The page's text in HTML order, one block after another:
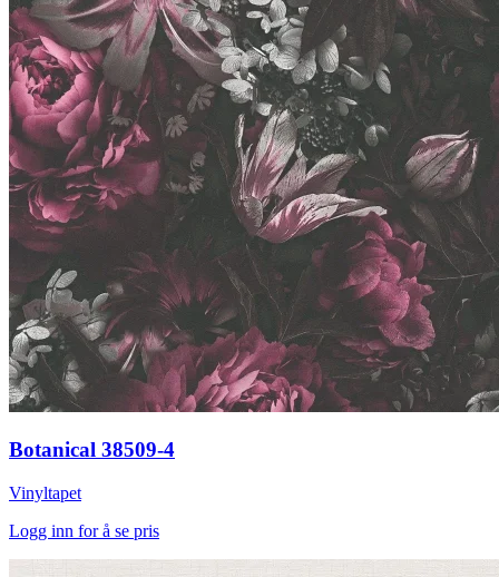
Botanical 38509-4
Vinyltapet
Logg inn for å se pris